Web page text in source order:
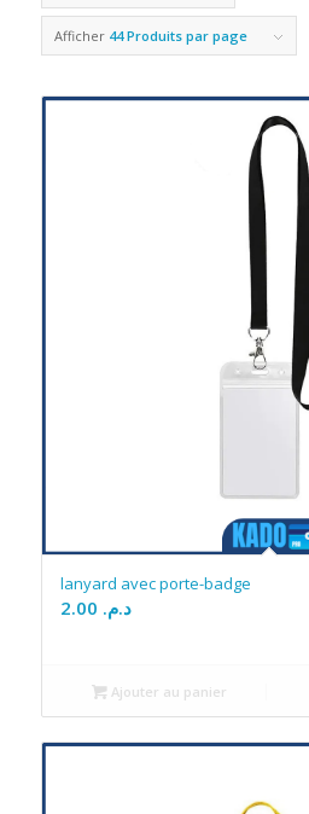
Afficher 44 Produits par page
lanyard avec porte-badge
د.م.
Ajouter au panier